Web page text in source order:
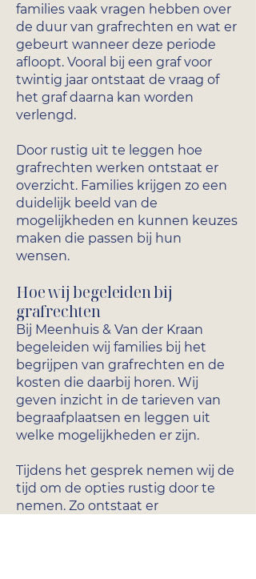
families vaak vragen hebben over
de duur van grafrechten en wat er
gebeurt wanneer deze periode
afloopt. Vooral bij een graf voor
twintig jaar ontstaat de vraag of
het graf daarna kan worden
verlengd.
Door rustig uit te leggen hoe
grafrechten werken ontstaat er
overzicht. Families krijgen zo een
duidelijk beeld van de
mogelijkheden en kunnen keuzes
maken die passen bij hun
wensen.
Hoe wij begeleiden bij
grafrechten
Bij Meenhuis & Van der Kraan
begeleiden wij families bij het
begrijpen van grafrechten en de
kosten die daarbij horen. Wij
geven inzicht in de tarieven van
begraafplaatsen en leggen uit
welke mogelijkheden er zijn.
Tijdens het gesprek nemen wij de
tijd om de opties rustig door te
nemen. Zo ontstaat er